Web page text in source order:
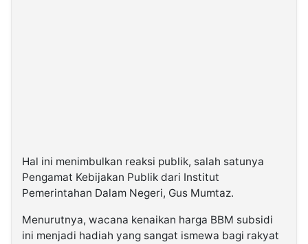
Hal ini menimbulkan reaksi publik, salah satunya
Pengamat Kebijakan Publik dari Institut
Pemerintahan Dalam Negeri, Gus Mumtaz.
Menurutnya, wacana kenaikan harga BBM subsidi
ini menjadi hadiah yang sangat ismewa bagi rakyat